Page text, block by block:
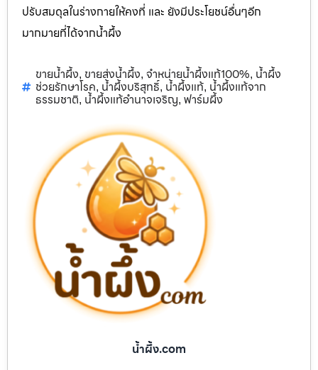
ปรับสมดุลในร่างกายให้คงที่ และ ยังมีประโยชน์อื่นๆอีก
มากมายที่ได้จากน้ำผึ้ง
ขายน้ำผึ้ง, ขายส่งน้ำผึ้ง, จำหน่ายน้ำผึ้งแท้100%, น้ำผึ้ง
ช่วยรักษาโรค, น้ำผึ้งบริสุทธิ์, น้ำผึ้งแท้, น้ำผึ้งแท้จาก
ธรรมชาติ, น้ำผึ้งแท้อำนาจเจริญ, ฟาร์มผึ้ง
น้ำผึ้ง.com